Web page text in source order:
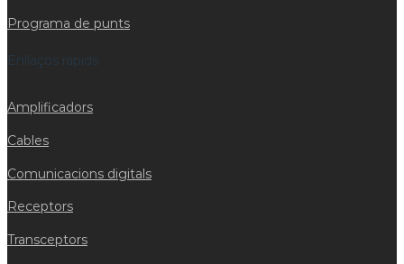
Programa de punts
Enllaços ràpids
Amplificadors
Cables
Comunicacions digitals
Receptors
Transceptors